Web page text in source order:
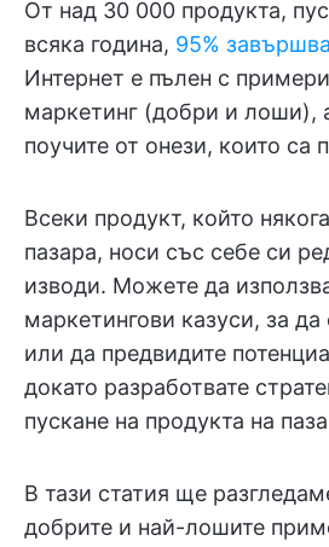
От над 30 000 продукта,
всяка година, 95%
Интернет е пълен с
маркетинг (добри и лоши),
поучите от онези, които са
Всеки продукт, който
пазара, носи със себе си
изводи. Можете да
маркетингови казуси, за
или да предвидите
докато разработвате
пускане на продукта на
В тази статия ще
добрите и най-лошите